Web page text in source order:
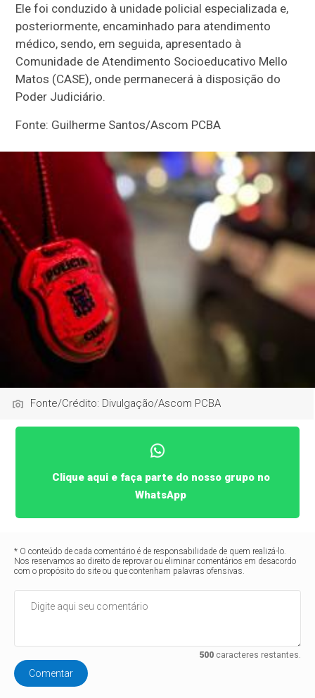
Ele foi conduzido à unidade policial especializada e,
posteriormente, encaminhado para atendimento
médico, sendo, em seguida, apresentado à
Comunidade de Atendimento Socioeducativo Mello
Matos (CASE), onde permanecerá à disposição do
Poder Judiciário.
Fonte: Guilherme Santos/Ascom PCBA
Fonte/Crédito: Divulgação/Ascom PCBA
Clique aqui e faça parte do nosso grupo no
WhatsApp
* O conteúdo de cada comentário é de responsabilidade de quem realizá-lo.
Nos reservamos ao direito de reprovar ou eliminar comentários em desacordo
com o propósito do site ou que contenham palavras ofensivas.
500caracteres restantes.
Comentar